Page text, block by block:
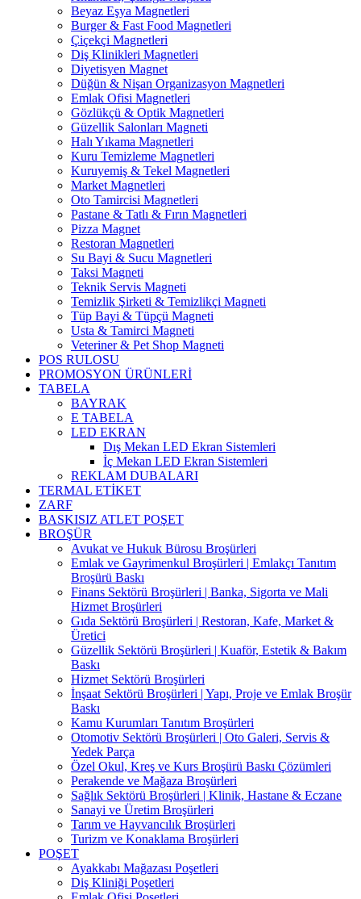
Beyaz Eşya Magnetleri
Burger & Fast Food Magnetleri
Çiçekçi Magnetleri
Diş Klinikleri Magnetleri
Diyetisyen Magnet
Düğün & Nişan Organizasyon Magnetleri
Emlak Ofisi Magnetleri
Gözlükçü & Optik Magnetleri
Güzellik Salonları Magneti
Halı Yıkama Magnetleri
Kuru Temizleme Magnetleri
Kuruyemiş & Tekel Magnetleri
Market Magnetleri
Oto Tamircisi Magnetleri
Pastane & Tatlı & Fırın Magnetleri
Pizza Magnet
Restoran Magnetleri
Su Bayi & Sucu Magnetleri
Taksi Magneti
Teknik Servis Magneti
Temizlik Şirketi & Temizlikçi Magneti
Tüp Bayi & Tüpçü Magneti
Usta & Tamirci Magneti
Veteriner & Pet Shop Magneti
POS RULOSU
PROMOSYON ÜRÜNLERİ
TABELA
BAYRAK
E TABELA
LED EKRAN
Dış Mekan LED Ekran Sistemleri
İç Mekan LED Ekran Sistemleri
REKLAM DUBALARI
TERMAL ETİKET
ZARF
BASKISIZ ATLET POŞET
BROŞÜR
Avukat ve Hukuk Bürosu Broşürleri
Emlak ve Gayrimenkul Broşürleri | Emlakçı Tanıtım
Broşürü Baskı
Finans Sektörü Broşürleri | Banka, Sigorta ve Mali
Hizmet Broşürleri
Gıda Sektörü Broşürleri | Restoran, Kafe, Market &
Üretici
Güzellik Sektörü Broşürleri | Kuaför, Estetik & Bakım
Baskı
Hizmet Sektörü Broşürleri
İnşaat Sektörü Broşürleri | Yapı, Proje ve Emlak Broşür
Baskı
Kamu Kurumları Tanıtım Broşürleri
Otomotiv Sektörü Broşürleri | Oto Galeri, Servis &
Yedek Parça
Özel Okul, Kreş ve Kurs Broşürü Baskı Çözümleri
Perakende ve Mağaza Broşürleri
Sağlık Sektörü Broşürleri | Klinik, Hastane & Eczane
Sanayi ve Üretim Broşürleri
Tarım ve Hayvancılık Broşürleri
Turizm ve Konaklama Broşürleri
POŞET
Ayakkabı Mağazası Poşetleri
Diş Kliniği Poşetleri